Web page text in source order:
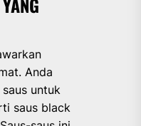
Anda
untuk
saus black